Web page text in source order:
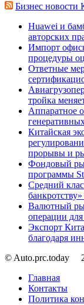
Бизнес новости
Huawei и
авторских
Импорт
процедуры
Ответные
тройка
Аппаратное
Китайская
прорывы и
Фондовый
программы
Средний
Валютный
операции для
Экспорт
благодаря
© Auto.prc.today
Главная
Контакты
Политика